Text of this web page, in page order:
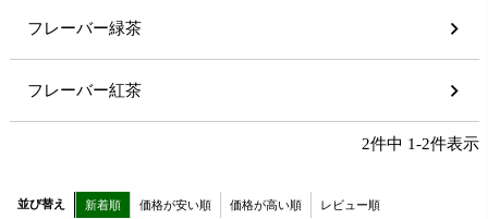
フレーバー緑茶
フレーバー紅茶
2件中 1-2件表示
並び替え 新着順 価格が安い順 価格が高い順 レビュー順